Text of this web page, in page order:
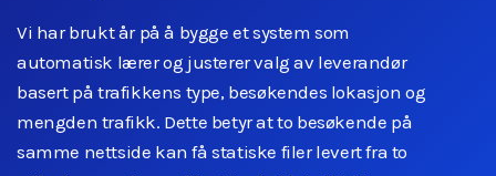
Vi har brukt år på å bygge et system som
automatisk lærer og justerer valg av leverandør
basert på trafikkens type, besøkendes lokasjon og
mengden trafikk. Dette betyr at to besøkende på
samme nettside kan få statiske filer levert fra to